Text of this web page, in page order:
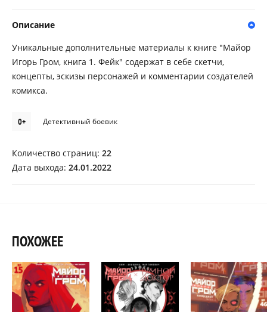
Описание
Уникальные дополнительные материалы к книге "Майор
Игорь Гром, книга 1. Фейк" содержат в себе скетчи,
концепты, эскизы персонажей и комментарии создателей
комикса.
0+ Детективный боевик
Количество страниц: 22
Дата выхода: 24.01.2022
ПОХОЖЕЕ